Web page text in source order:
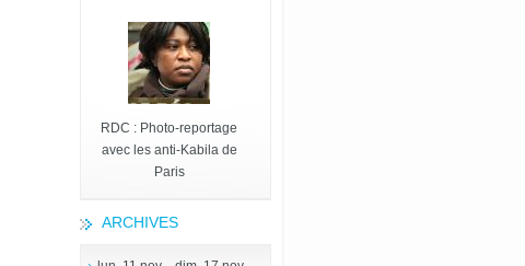
RDC : Photo-reportage
avec les anti-Kabila de
Paris
ARCHIVES